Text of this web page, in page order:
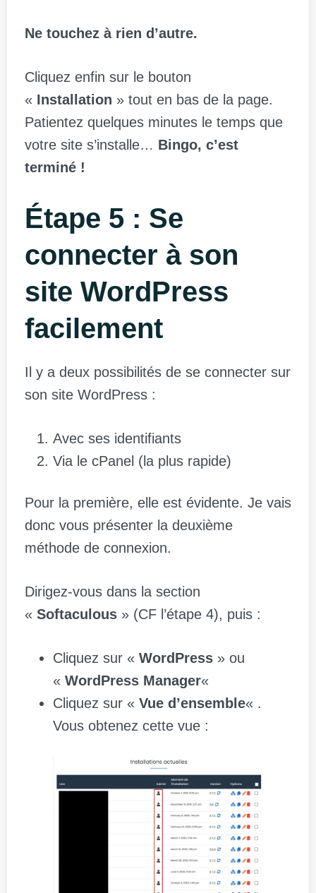
Ne touchez à rien d’autre.
Cliquez enfin sur le bouton
« Installation » tout en bas de la page.
Patientez quelques minutes le temps que
votre site s’installe… Bingo, c’est
terminé !
Étape 5 : Se
connecter à son
site WordPress
facilement
Il y a deux possibilités de se connecter sur
son site WordPress :
Avec ses identifiants
Via le cPanel (la plus rapide)
Pour la première, elle est évidente. Je vais
donc vous présenter la deuxième
méthode de connexion.
Dirigez-vous dans la section
« Softaculous » (CF l’étape 4), puis :
Cliquez sur « WordPress » ou
« WordPress Manager«
Cliquez sur « Vue d’ensemble« .
Vous obtenez cette vue :